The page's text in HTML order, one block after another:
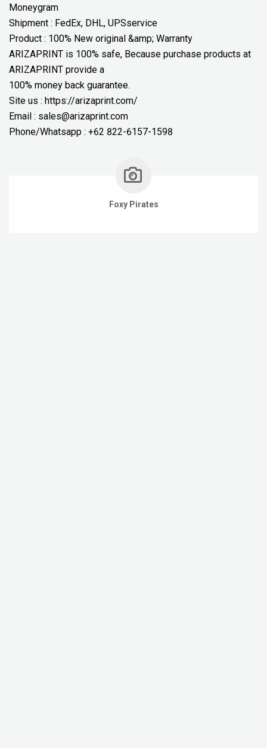
Moneygram
Shipment : FedEx, DHL, UPSservice
Product : 100% New original &amp; Warranty
ARIZAPRINT is 100% safe, Because purchase products at
ARIZAPRINT provide a
100% money back guarantee.
Site us : https://arizaprint.com/
Email : sales@arizaprint.com
Phone/Whatsapp : +62 822-6157-1598
Foxy Pirates